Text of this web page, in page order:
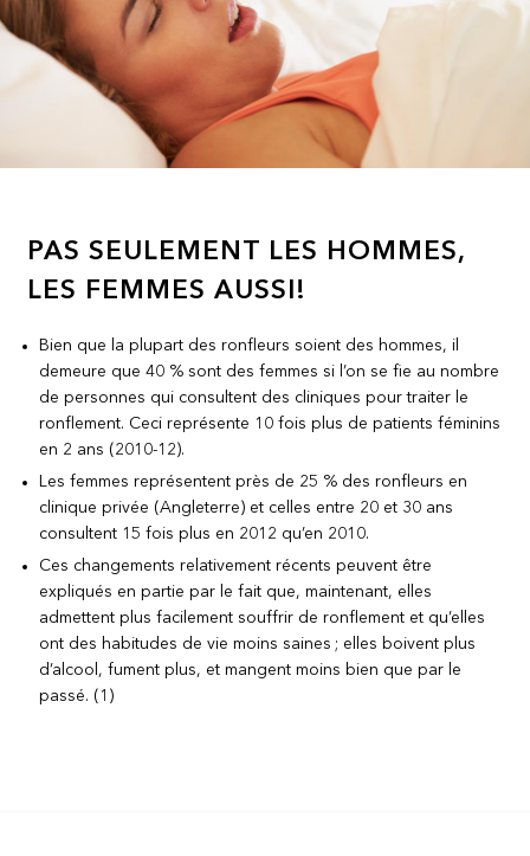
PAS SEULEMENT LES HOMMES,
LES FEMMES AUSSI!
Bien que la plupart des ronfleurs soient des hommes, il
demeure que 40 % sont des femmes si l’on se fie au nombre
de personnes qui consultent des cliniques pour traiter le
ronflement. Ceci représente 10 fois plus de patients féminins
en 2 ans (2010-12).
Les femmes représentent près de 25 % des ronfleurs en
clinique privée (Angleterre) et celles entre 20 et 30 ans
consultent 15 fois plus en 2012 qu’en 2010.
Ces changements relativement récents peuvent être
expliqués en partie par le fait que, maintenant, elles
admettent plus facilement souffrir de ronflement et qu’elles
ont des habitudes de vie moins saines ; elles boivent plus
d’alcool, fument plus, et mangent moins bien que par le
passé. (1)